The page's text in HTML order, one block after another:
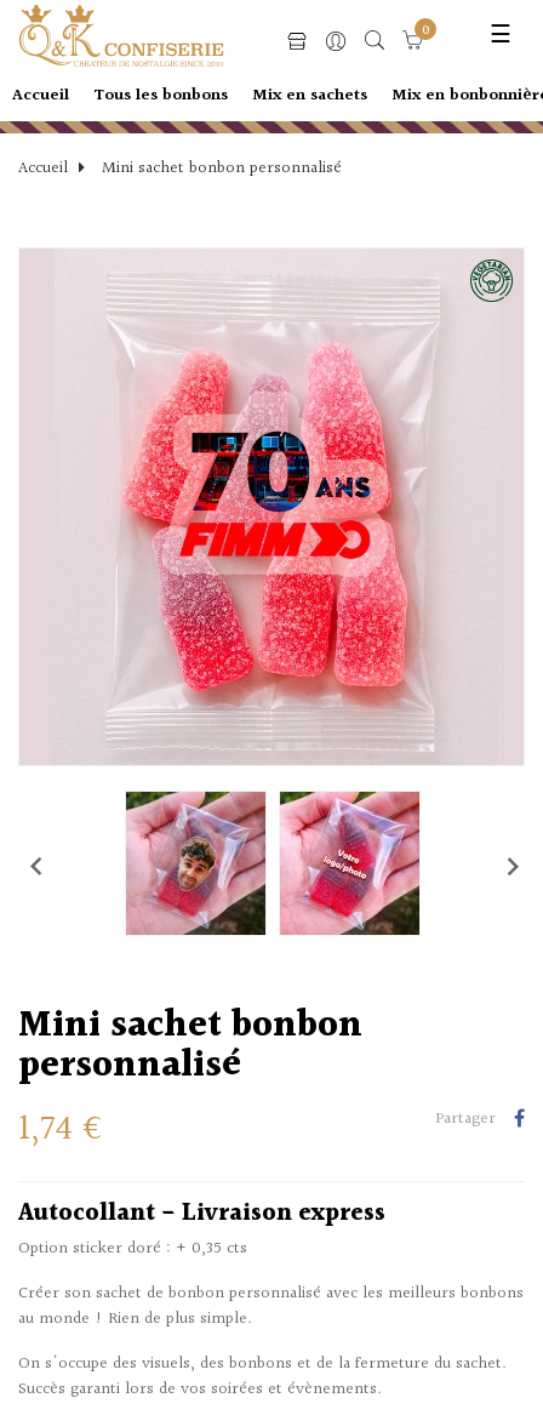
☰
0
Accueil Tous les bonbons Mix en sachets Mix en
Accueil Mini sachet bonbon personnalisé
 
Mini sachet bonbon
personnalisé
1,74 €
Partager
Autocollant - Livraison express
Option sticker doré : + 0,35 cts
Créer son sachet de bonbon personnalisé avec les meilleurs bonbons
au monde ! Rien de plus simple.
On s'occupe des visuels, des bonbons et de la fermeture du sachet.
Succès garanti lors de vos soirées et évènements.